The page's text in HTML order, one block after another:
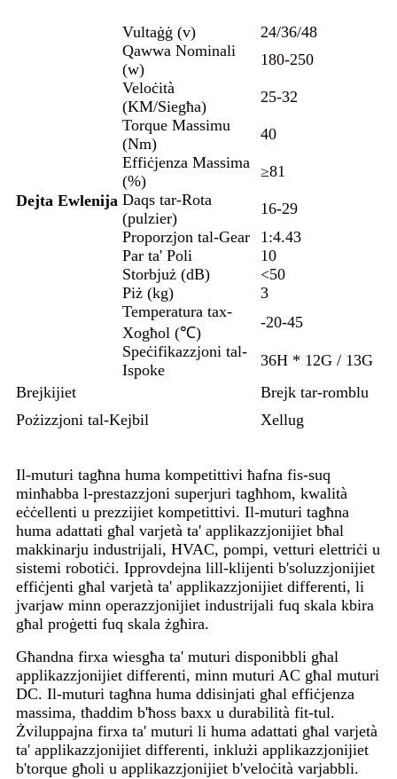
Dejta Ewlenija
Vultaġġ (v)
24/36/48
Qawwa Nominali
(w)
180-250
Veloċità
(KM/Siegħa)
25-32
Torque Massimu
(Nm)
40
Effiċjenza Massima
(%)
≥81
Daqs tar-Rota
(pulzier)
16-29
Proporzjon tal-Gear
1:4.43
Par ta' Poli
10
Storbjuż (dB)
<50
Piż (kg)
3
Temperatura tax-
Xogħol (℃)
-20-45
Speċifikazzjoni tal-
Ispoke
36H * 12G / 13G
Brejkijiet
Brejk tar-romblu
Pożizzjoni tal-Kejbil
Xellug
Il-muturi tagħna huma kompetittivi ħafna fis-suq
minħabba l-prestazzjoni superjuri tagħhom, kwalità
eċċellenti u prezzijiet kompetittivi. Il-muturi tagħna
huma adattati għal varjetà ta' applikazzjonijiet bħal
makkinarju industrijali, HVAC, pompi, vetturi elettriċi u
sistemi robotiċi. Ipprovdejna lill-klijenti b'soluzzjonijiet
effiċjenti għal varjetà ta' applikazzjonijiet differenti, li
jvarjaw minn operazzjonijiet industrijali fuq skala kbira
għal proġetti fuq skala żgħira.
Għandna firxa wiesgħa ta' muturi disponibbli għal
applikazzjonijiet differenti, minn muturi AC għal muturi
DC. Il-muturi tagħna huma ddisinjati għal effiċjenza
massima, tħaddim b'ħoss baxx u durabilità fit-tul.
Żviluppajna firxa ta' muturi li huma adattati għal varjetà
ta' applikazzjonijiet differenti, inklużi applikazzjonijiet
b'torque għoli u applikazzjonijiet b'veloċità varjabbli.